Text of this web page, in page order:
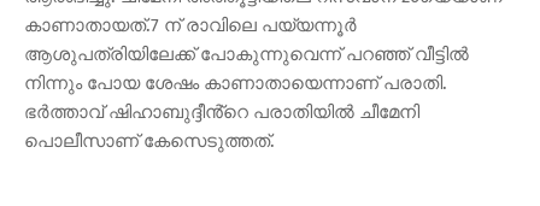
കാണാതായത്.7 ന് രാവിലെ പയ്യന്നൂർ
ആശുപത്രിയിലേക്ക് പോകുന്നുവെന്ന് പറഞ്ഞ് വീട്ടിൽ
നിന്നും പോയ ശേഷം കാണാതായെന്നാണ് പരാതി.
ഭർത്താവ് ഷിഹാബുദ്ദീൻ്റെ പരാതിയിൽ ചീമേനി
പൊലീസാണ് കേസെടുത്തത്.